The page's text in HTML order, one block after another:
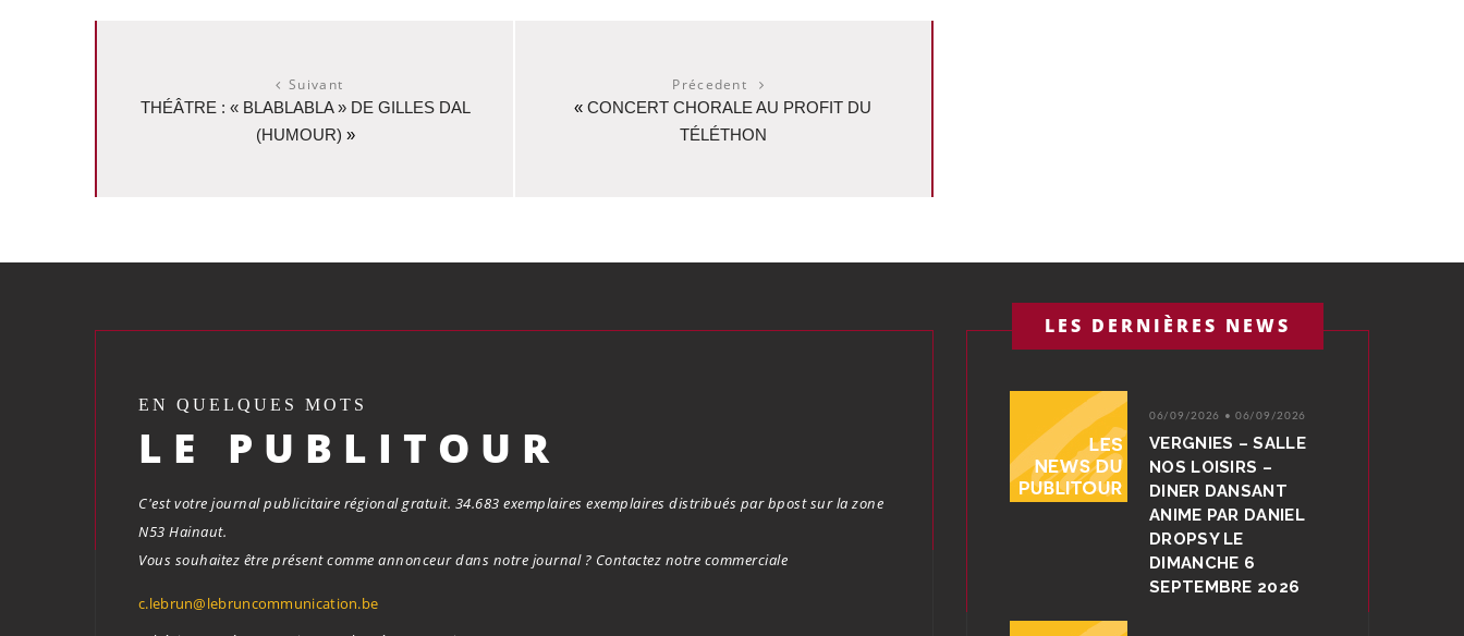
Suivant
THÉÂTRE : « BLABLABLA » DE GILLES DAL
(HUMOUR) »
Précedent
« CONCERT CHORALE AU PROFIT DU
TÉLÉTHON
EN QUELQUES MOTS
LE PUBLITOUR
C'est votre journal publicitaire régional gratuit. 34.683 exemplaires exemplaires distribués par bpost sur la zone
N53 Hainaut.
Vous souhaitez être présent comme annonceur dans notre journal ? Contactez notre commerciale
c.lebrun@lebruncommunication.be
LES DERNIÈRES NEWS
06/09/2026 • 06/09/2026
VERGNIES – SALLE
NOS LOISIRS –
DINER DANSANT
ANIME PAR DANIEL
DROPSY LE
DIMANCHE 6
SEPTEMBRE 2026